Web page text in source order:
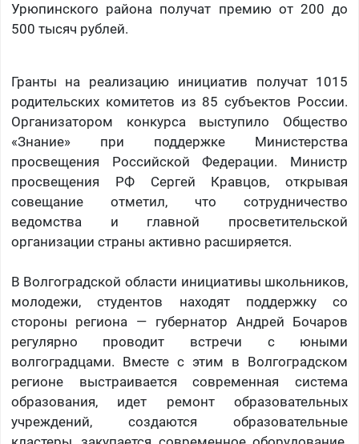
Урюпинского района получат премию от 200 до
500 тысяч рублей.
Гранты на реализацию инициатив получат 1015
родительских комитетов из 85 субъектов России.
Организатором конкурса выступило Общество
«Знание» при поддержке Министерства
просвещения Российской Федерации. Министр
просвещения РФ Сергей Кравцов, открывая
совещание отметил, что сотрудничество
ведомства и главной просветительской
организации страны активно расширяется.
В Волгоградской области инициативы школьников,
молодежи, студентов находят поддержку со
стороны региона — губернатор Андрей Бочаров
регулярно проводит встречи с юными
волгоградцами. Вместе с этим в Волгоградском
регионе выстраивается современная система
образования, идет ремонт образовательных
учреждений, создаются образовательные